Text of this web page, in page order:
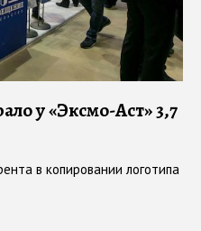
у «Эксмо-Аст» 3,7
в копировании логотипа